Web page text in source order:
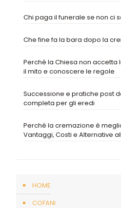
Chi paga il funerale se non ci
Che fine fa la bara dopo la
Perché la Chiesa non accetta
il mito e conoscere le regole
Successione e pratiche post
completa per gli eredi
Perché la cremazione è
Vantaggi, Costi e Alternative
HOME
COFANI